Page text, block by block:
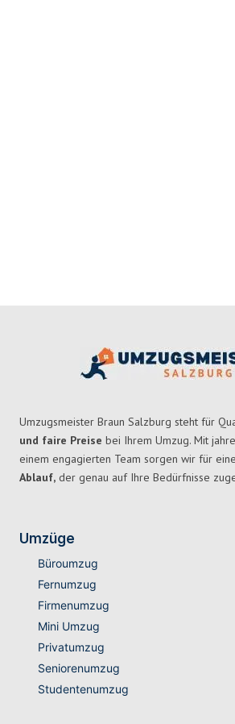
Umzugsmeister Braun Salzburg steht für
und faire Preise bei Ihrem Umzug. Mit
einem engagierten Team sorgen wir für
Ablauf, der genau auf Ihre Bedürfnisse
Umzüge
Büroumzug
Fernumzug
Firmenumzug
Mini Umzug
Privatumzug
Seniorenumzug
Studentenumzug